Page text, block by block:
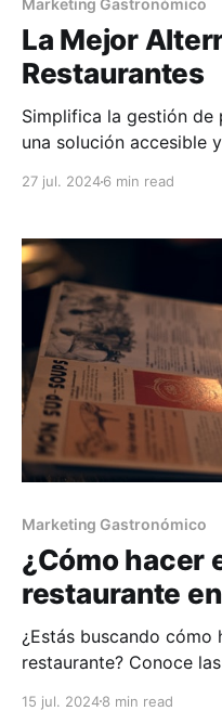
Marketing Gastronómico
La Mejor
Restaurantes
Simplifica la gestión
una solución accesible
27 jul. 20246 min read
Marketing Gastronómico
¿Cómo hacer
restaurante
¿Estás buscando cómo
restaurante? Conoce
15 jul. 20248 min read